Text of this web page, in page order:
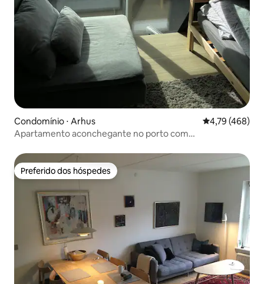
Condomínio ⋅ Arhus 4,79 de uma
4,79 (468)
Apartamento aconchegante no porto com
Preferido dos hóspedes
Preferido dos hóspedes